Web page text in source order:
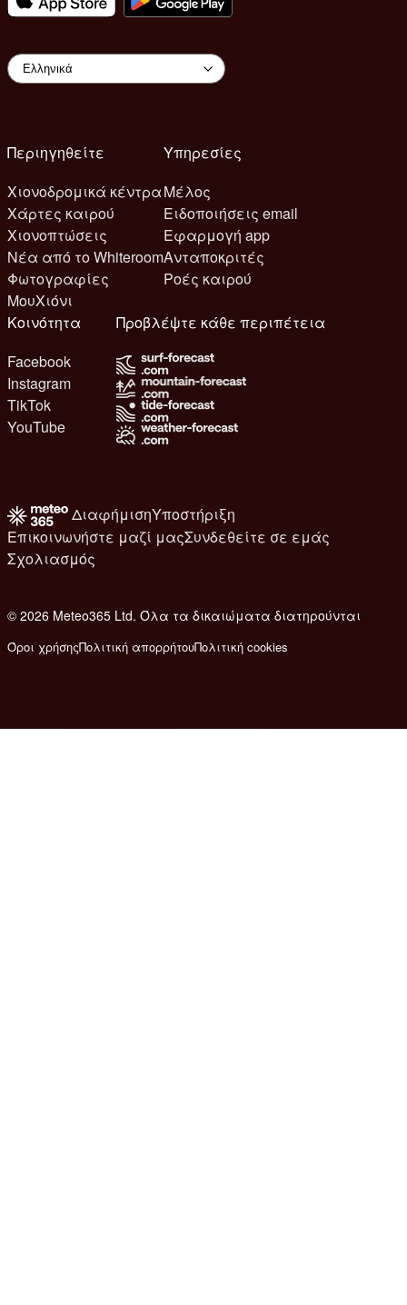
Περιηγηθείτε
Χιονοδρομικά κέντρα
Χάρτες καιρού
Χιονοπτώσεις
Νέα από το Whiteroom
Φωτογραφίες
ΜουΧιόνι
Υπηρεσίες
Μέλος
Ειδοποιήσεις email
Εφαρμογή app
Ανταποκριτές
Ροές καιρού
Κοινότητα
Facebook
Instagram
TikTok
YouTube
Προβλέψτε κάθε περιπέτεια
ΔιαφήμισηΥποστήριξη
Επικοινωνήστε μαζί μαςΣυνδεθείτε σε εμάς
Σχολιασμός
© 2026 Meteo365 Ltd. Όλα τα δικαιώματα διατηρούνται
Όροι χρήσηςΠολιτική απορρήτουΠολιτική cookies